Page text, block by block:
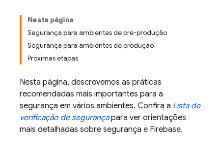
Nesta página
Segurança para ambientes de pré-produção
Segurança para ambientes de produção
Próximas etapas
Nesta página, descrevemos as práticas
recomendadas mais importantes para a
segurança em vários ambientes. Confira a Lista de
verificação de segurançapara ver orientações
mais detalhadas sobre segurança e Firebase.